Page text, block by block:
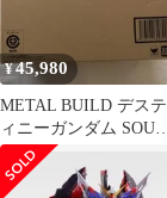
¥45,980
METAL BUILD デステ
ィニーガンダム SOUL
RED Ver. TA…